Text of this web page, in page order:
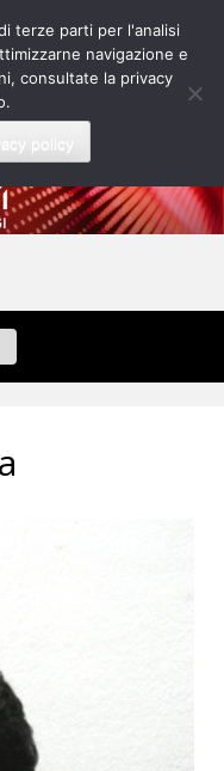
terze parti per l'analisi
navigazione e
consultate la privacy